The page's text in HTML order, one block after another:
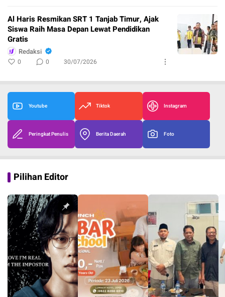
Al Haris Resmikan SRT 1 Tanjab Timur, Ajak
Siswa Raih Masa Depan Lewat Pendidikan
Gratis
Redaksi
0 0 30/07/2026
Youtube Tiktok Instagram
Peringkat Penulis Berita Daerah Foto
Pilihan Editor